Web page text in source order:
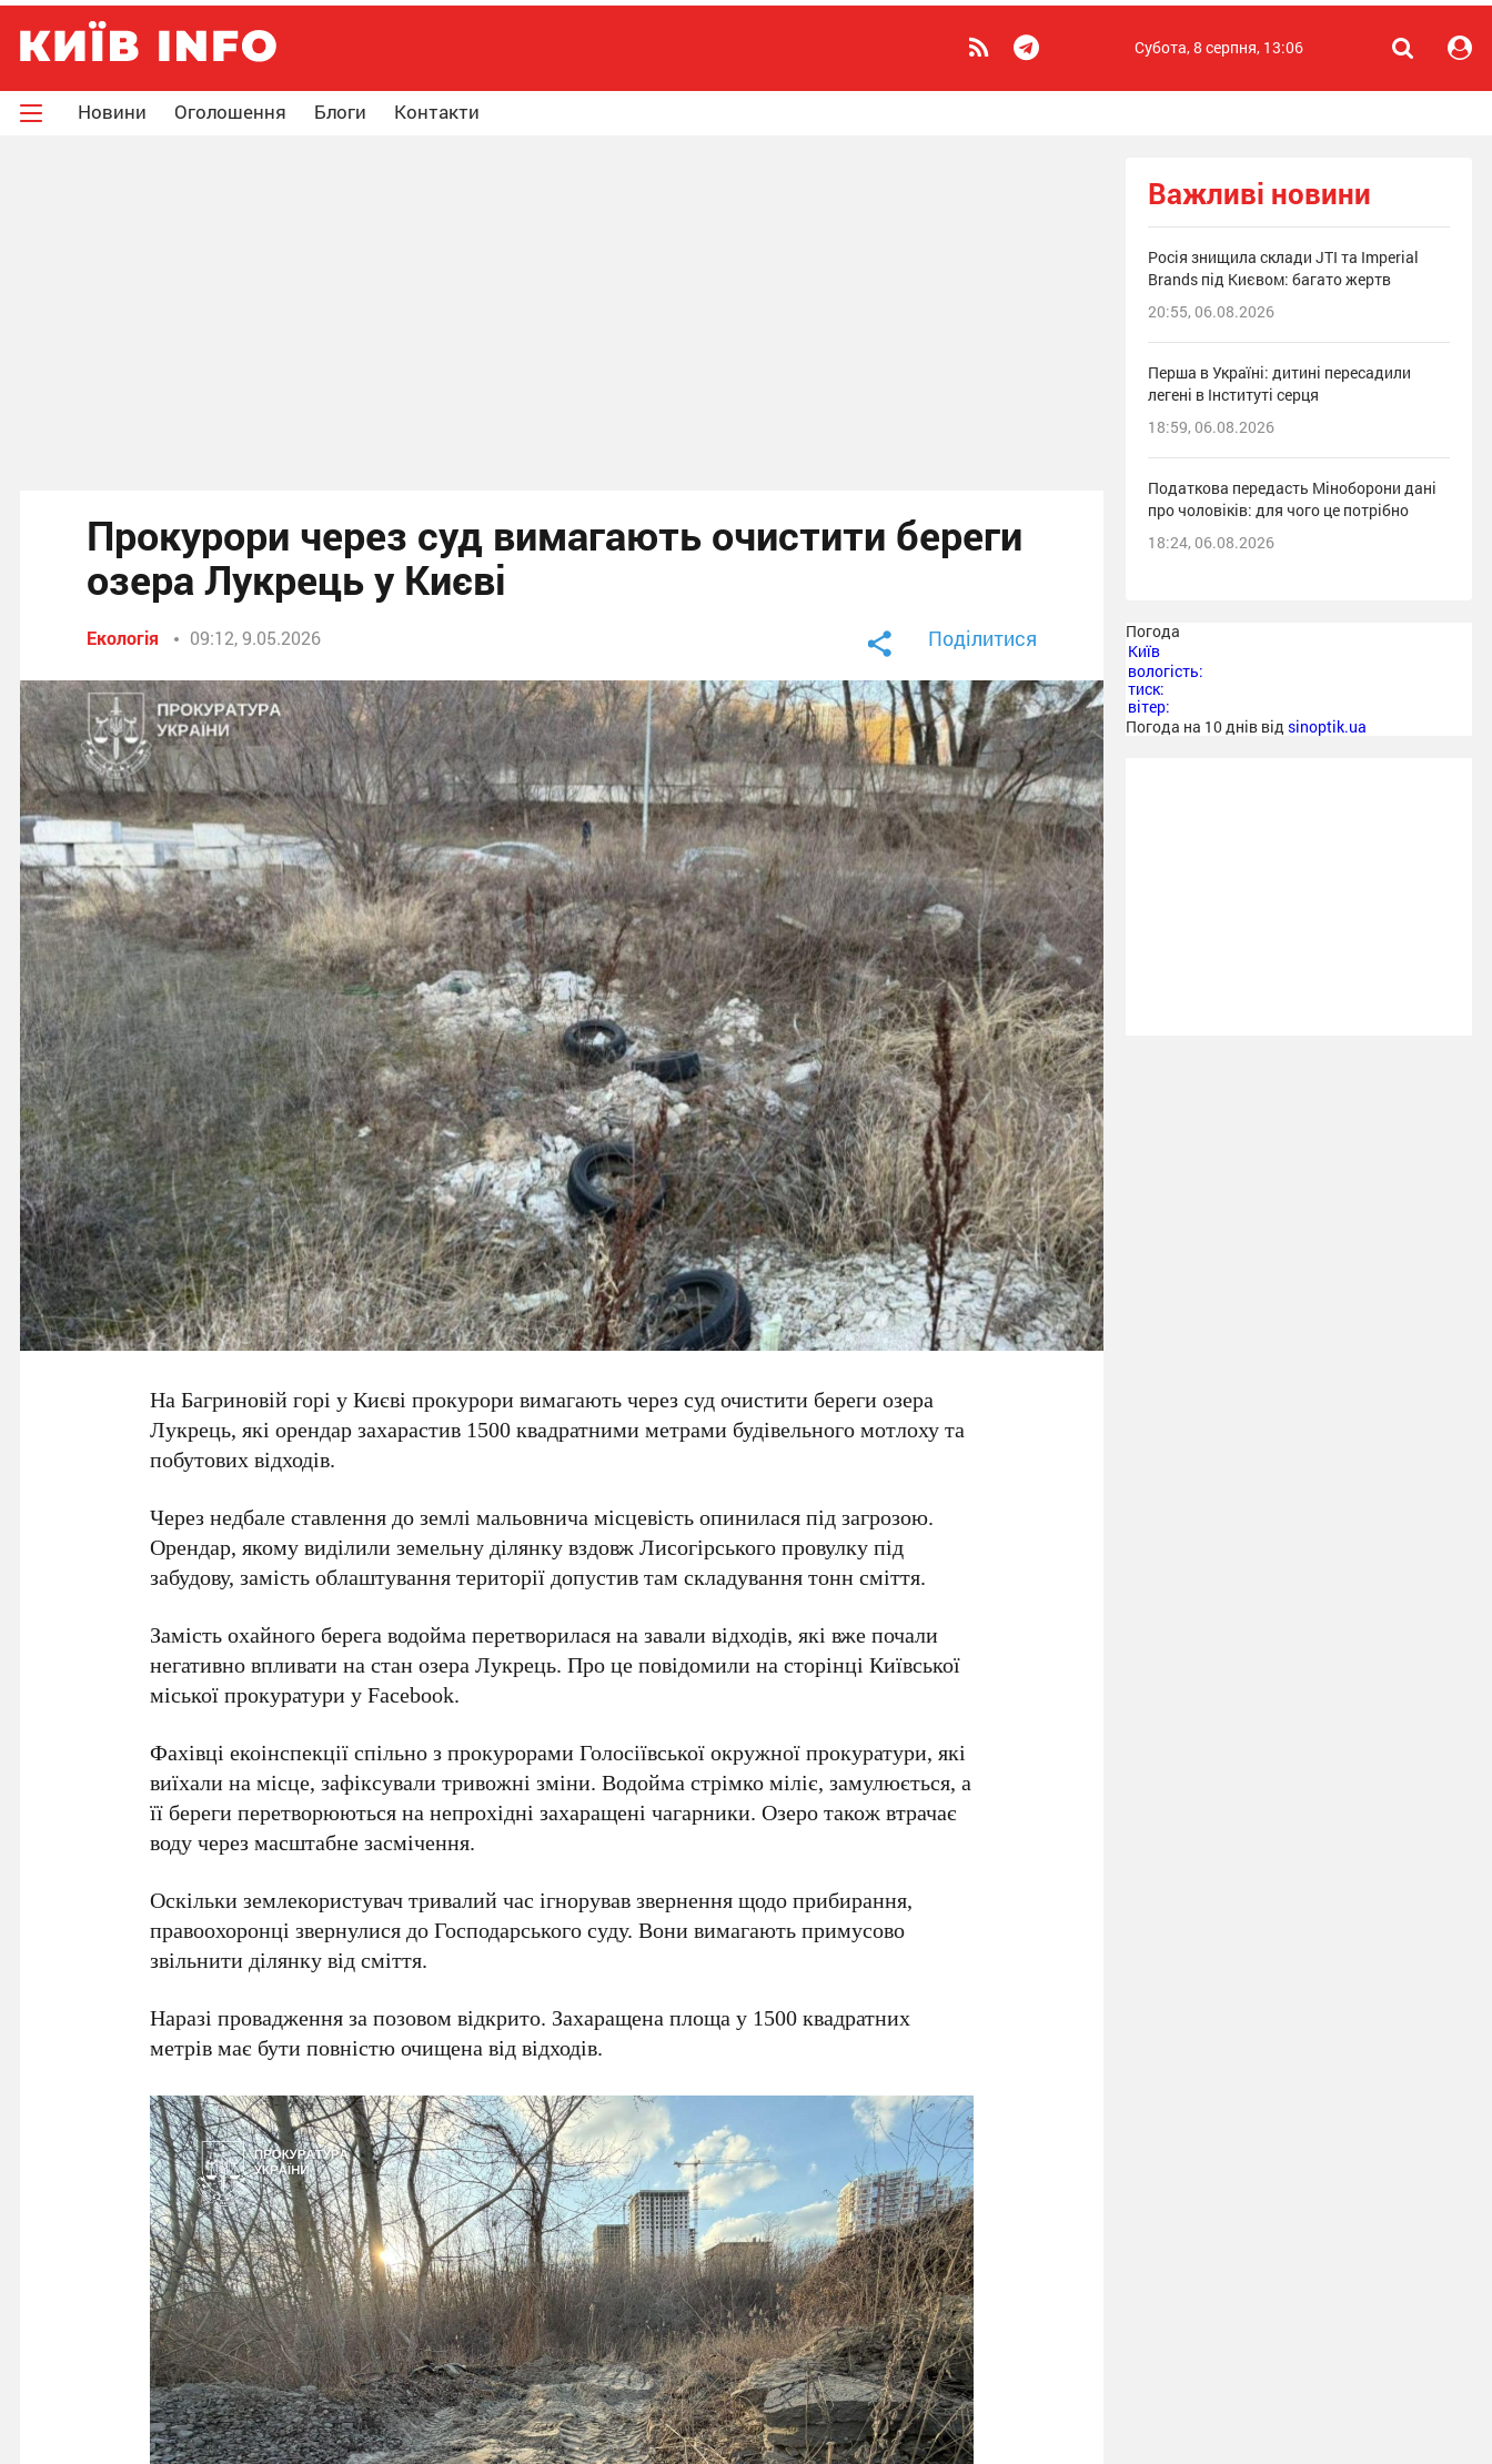
Субота, 8 серпня, 13:06
Новини Оголошення Блоги Контакти
Прокурори через суд вимагають очистити береги
озера Лукрець у Києві
Екологія 09:12, 9.05.2026 Поділитися
На Багриновій горі у Києві прокурори вимагають через суд очистити береги озера
Лукрець, які орендар захарастив 1500 квадратними метрами будівельного мотлоху та
побутових відходів.
Через недбале ставлення до землі мальовнича місцевість опинилася під загрозою.
Орендар, якому виділили земельну ділянку вздовжЛисогірського провулкупід
забудову, замість облаштування території допустив там складування тонн сміття.
Замість охайного берега водойма перетворилася на завали відходів, які вже почали
негативно впливати на стан озера Лукрець. Про це повідомили на сторінціКиївської
міської прокуратуриу Facebook.
Фахівці екоінспекції спільно з прокурорамиГолосіївської окружної прокуратури, які
виїхали на місце, зафіксували тривожні зміни. Водойма стрімко міліє, замулюється, а
її береги перетворюються на непрохідні захаращені чагарники. Озеро також втрачає
воду через масштабне засмічення.
Оскільки землекористувач тривалий час ігнорував звернення щодо прибирання,
правоохоронці звернулися доГосподарського суду. Вони вимагають примусово
звільнити ділянку від сміття.
Наразі провадження за позовом відкрито. Захаращена площа у 1500 квадратних
метрівмає бути повністю очищена від відходів.
Важливі новини
Росія знищила склади JTI та Imperial
Brands під Києвом: багато жертв
20:55, 06.08.2026
Перша в Україні: дитині пересадили
легені в Інституті серця
18:59, 06.08.2026
Податкова передасть Міноборони дані
про чоловіків: для чого це потрібно
18:24, 06.08.2026
Погода
Київ
вологість:
тиск:
вітер:
Погода на 10 днів від sinoptik.ua